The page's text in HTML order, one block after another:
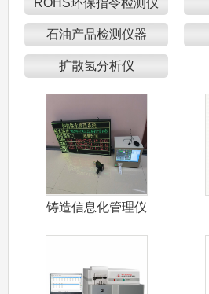
ROHS环保指令检测仪
石油产品检测仪器
扩散氢分析仪
铸造信息化管理仪